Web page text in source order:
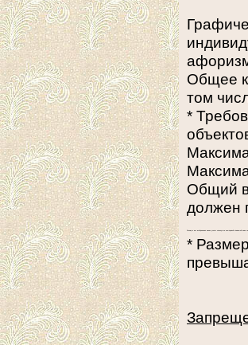
Общее
том
*
Общий
должен
*